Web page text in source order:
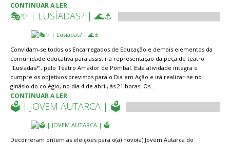
CONTINUAR A LER
🎭✨ | LUSÍADAS? | 🌊⚓
Convidam-se todos os Encarregados de Educação e demais elementos da
comunidade educativa para assistir à representação da peça de teatro
"Lusíadas?", pelo Teatro Amador de Pombal. Esta atividade integra e
cumpre os objetivos previstos para o Dia em Ação e irá realizar-se no
ginásio do colégio, no dia 4 de abril, às 21 horas. Os…
CONTINUAR A LER
🗳️ | JOVEM AUTARCA | 🗳️
Decorreram ontem as eleições para o(a) novo(a) Jovem Autarca do